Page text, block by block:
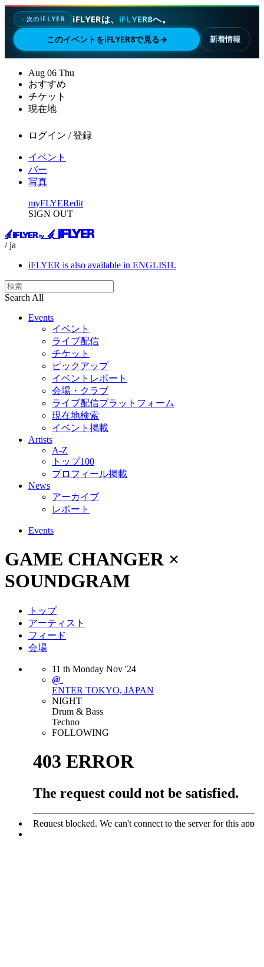
✦次のIFLYER iFLYERは、 iFLYER8へ。
このイベントをiFLYER8で見る→ 新着情報
Aug 06 Thu
おすすめ
チケット
現在地
ログイン / 登録
イベント
バー
写真
myFLYERedit
SIGN OUT
/ ja
iFLYER is also available in ENGLISH.
Search All
Events
イベント
ライブ配信
チケット
ピックアップ
イベントレポート
会場・クラブ
ライブ配信プラットフォーム
現在地検索
イベント掲載
Artists
A-Z
トップ100
プロフィール掲載
News
アーカイブ
レポート
Events
GAME CHANGER ×
SOUNDGRAM
トップ
アーティスト
フィード
会場
11 th Monday Nov '24
@
ENTER TOKYO, JAPAN
NIGHT
Drum & Bass
Techno
FOLLOWING